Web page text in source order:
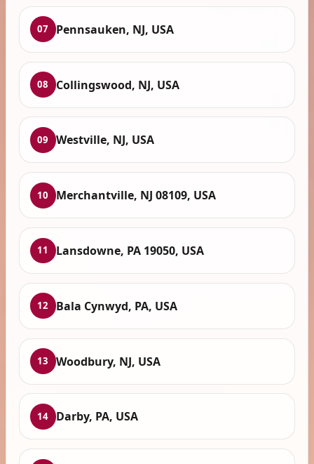
07 Pennsauken, NJ, USA
08 Collingswood, NJ, USA
09 Westville, NJ, USA
10 Merchantville, NJ 08109, USA
11 Lansdowne, PA 19050, USA
12 Bala Cynwyd, PA, USA
13 Woodbury, NJ, USA
14 Darby, PA, USA